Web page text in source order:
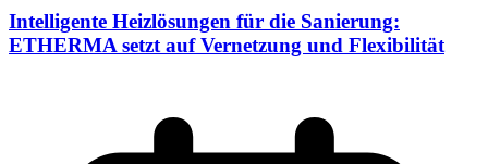
Intelligente Heizlösungen für die Sanierung:
ETHERMA setzt auf Vernetzung und Flexibilität